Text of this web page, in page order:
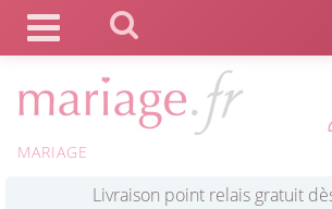
MARIAGE
Commande expédiée en
Click and Collect en 2 H
Livraison point relais gratuit
Panneau de gestion des cookies